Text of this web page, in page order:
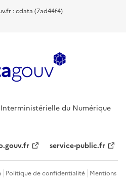
: cdata (7ad44f4)
du Numérique
service-public.fr
Politique de confidentialité Mentions